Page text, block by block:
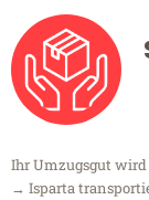
Ihr Umzugsgut
→ Isparta